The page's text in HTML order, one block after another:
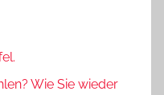
Wie Sie wieder